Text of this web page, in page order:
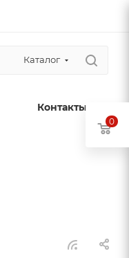
Каталог
Контакты
0